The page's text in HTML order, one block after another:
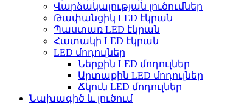
Վարձակալության լուծումներ
Թափանցիկ LED էկրան
Պաստառ LED էկրան
Հատակի LED էկրան
LED մոդուլներ
Ներքին LED մոդուլներ
Արտաքին LED մոդուլներ
Ճկուն LED մոդուլներ
Նախագիծ և լուծում